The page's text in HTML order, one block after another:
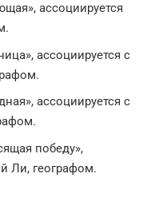
ассоциируется
ассоциируется с
ассоциируется с
победу»,
Ли, географом.